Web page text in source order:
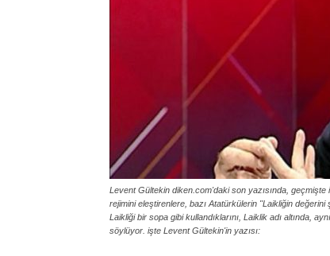
Levent Gültekin diken.com'daki son yazısında, geçmişte
rejimini eleştirenlere, bazı Atatürkülerin "Laikliğin
Laikliği bir sopa gibi kullandıklarını, Laiklik adı altında,
söylüyor. işte Levent Gültekin'in yazısı: